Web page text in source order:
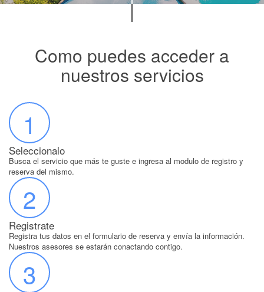
Como puedes acceder a
nuestros servicios
1
Seleccionalo
Busca el servicio que más te guste e ingresa al modulo de registro y
reserva del mismo.
2
Registrate
Registra tus datos en el formulario de reserva y envía la información.
Nuestros asesores se estarán conactando contigo.
3